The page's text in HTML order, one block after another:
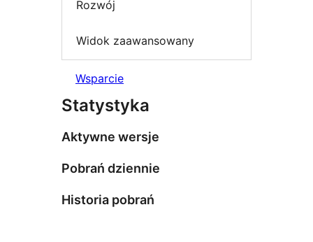
Rozwój
Widok zaawansowany
Wsparcie
Statystyka
Aktywne wersje
Pobrań dziennie
Historia pobrań